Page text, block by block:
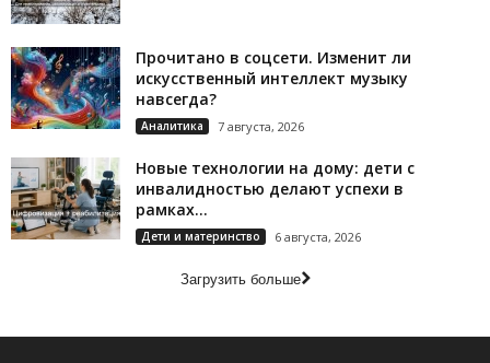
Прочитано в соцсети. Изменит ли
искусственный интеллект музыку
навсегда?
Аналитика 7 августа, 2026
Новые технологии на дому: дети с
инвалидностью делают успехи в
рамках...
Дети и материнство 6 августа, 2026
Загрузить больше